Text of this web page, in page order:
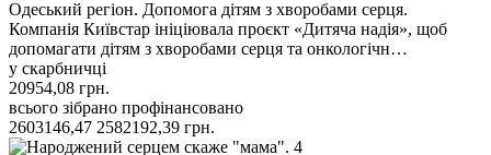
Одеський регіон. Допомога дітям з хворобами серця.
Компанія Київстар ініціювала проєкт «Дитяча надія», щоб
допомагати дітям з хворобами серця та онкологічн…
у скарбничці
20954,08 грн.
всього зібрано профінансовано
2603146,47 2582192,39 грн.